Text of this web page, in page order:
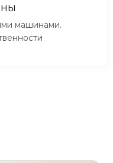
машинами.